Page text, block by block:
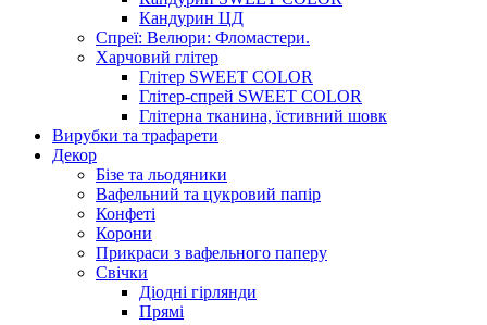
Кандурин ЦД
Спреї: Велюри: Фломастери.
Харчовий глітер
Глітер SWEET COLOR
Глітер-спрей SWEET COLOR
Глітерна тканина, їстивний шовк
Вирубки та трафарети
Декор
Бізе та льодяники
Вафельний та цукровий папір
Конфеті
Корони
Прикраси з вафельного паперу
Свічки
Діодні гірлянди
Прямі